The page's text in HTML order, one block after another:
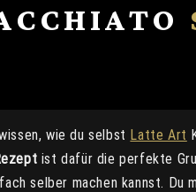
wie du selbst Latte Art
ist dafür die perfekte
selber machen kannst. Du